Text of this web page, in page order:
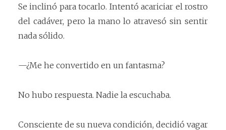
Se inclinó para tocarlo. Intentó acariciar el rostro
del cadáver, pero la mano lo atravesó sin sentir
nada sólido.
—¿Me he convertido en un fantasma?
No hubo respuesta. Nadie la escuchaba.
Consciente de su nueva condición, decidió vagar